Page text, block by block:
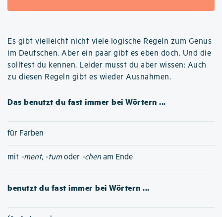
Es gibt vielleicht nicht viele logische Regeln zum Genus
im Deutschen. Aber ein paar gibt es eben doch. Und die
solltest du kennen. Leider musst du aber wissen: Auch
zu diesen Regeln gibt es wieder Ausnahmen.
Das benutzt du fast immer bei Wörtern ...
für Farben
mit -ment, -tumoder -chen am Ende
benutzt du fast immer bei Wörtern ...